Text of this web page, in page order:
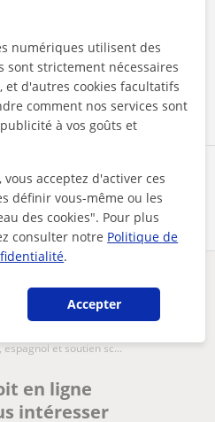
vous acceptez nos
maintenant
profil ?Signalez-le
et soutien sc...
en ligne
intéresser
numériques utilisent des
sont strictement nécessaires
d'autres cookies facultatifs
comment nos services sont
à vos goûts et
acceptez d'activer ces
définir vous-même ou les
des cookies". Pour plus
consulter notre Politique de
.
Accepter